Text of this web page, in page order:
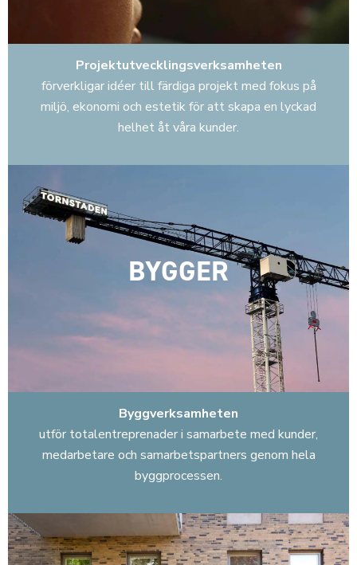
Projektutvecklingsverksamheten
förverkligar idéer till färdiga projekt med fokus på
miljö, ekonomi och estetik för att skapa en lyckad
helhet åt våra kunder.
BYGGER
Byggverksamheten
utför totalentreprenader i samarbete med kunder,
medarbetare och samarbetspartners genom hela
byggprocessen.